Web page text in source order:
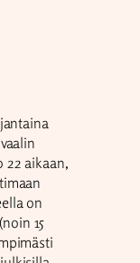
22 aikaan,
on
15